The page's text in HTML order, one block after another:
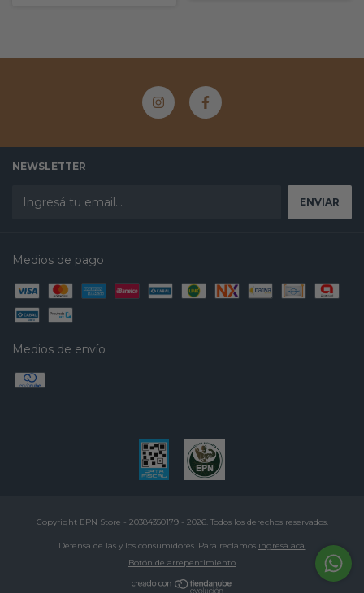
NEWSLETTER
Medios de pago
Medios de envío
Copyright EPN Store - 20384350179 - 2026. Todos los derechos reservados.
Defensa de las y los consumidores. Para reclamos ingresá acá.
Botón de arrepentimiento